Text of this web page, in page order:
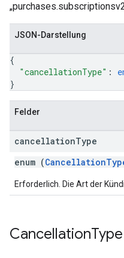
JSON-Darstellung
{
"cancellationType" :
}
Felder
cancellationType
enum (
Erforderlich. Die Art der
CancellationType